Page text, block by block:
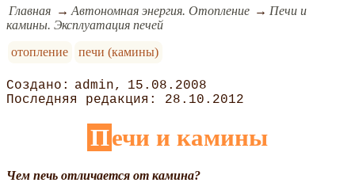
Главная Автономная энергия. Отопление
Печи и
камины. Эксплуатация печей
отопление
печи (камины)
admin
15.08.2008
28.10.2012
Печи и камины
Чем печь отличается от камина?